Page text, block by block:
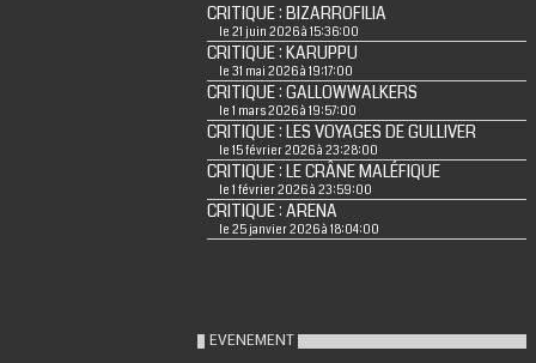
CRITIQUE : BIZARROFILIA
le 21 juin 2026 à 15:36:00
CRITIQUE : KARUPPU
le 31 mai 2026 à 19:17:00
CRITIQUE : GALLOWWALKERS
le 1 mars 2026 à 19:57:00
CRITIQUE : LES VOYAGES DE GULLIVER
le 15 février 2026 à 23:28:00
CRITIQUE : LE CRÂNE MALÉFIQUE
le 1 février 2026 à 23:59:00
CRITIQUE : ARENA
le 25 janvier 2026 à 18:04:00
EVENEMENT